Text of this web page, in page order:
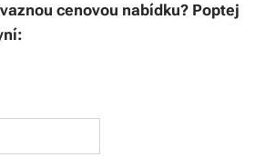
cenovou nabídku? Poptej